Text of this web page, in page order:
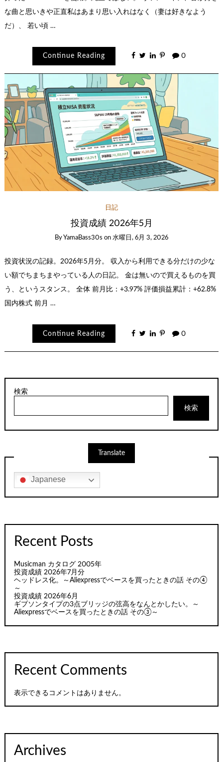
な曲と思いきや正直私はあまり思い入れはなく（妻は好きなよう
だ）、 若い頃 …
Continue Reading 0
日記
投資成績 2026年5月
ByYamaBass30s on 水曜日, 6月 3, 2026
投資状況の記録。2026年5月分。 収入から利用できる分だけの少な
い額でちまちまやっている人の日記。 金は無いので買えるものを買
う、というスタンス。 全体 前月比：+3.97% 評価損益累計：+62.8%
国内株式 前月 …
Continue Reading 0
検索
検索
Translate
Japanese
Recent Posts
Musicman カタログ 2005年
投資成績 2026年7月分
ヘッドレス化。～Aliexpressでベースを買ったときの話 その④
～
投資成績 2026年6月
ギブソンタイプの3点ブリッジの弦高をなんとかしたい。～
Aliexpressでベースを買ったときの話 その③～
Recent Comments
表示できるコメントはありません。
Archives